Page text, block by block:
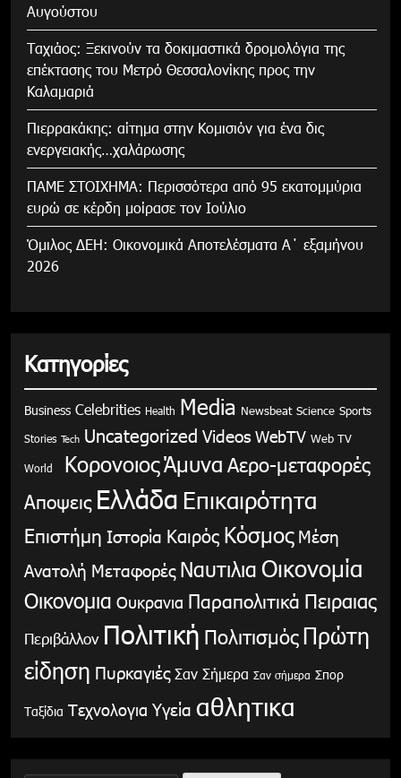
Αυγούστου
Tαχιάος: Ξεκινούν τα δοκιμαστικά δρομολόγια της
επέκτασης του Μετρό Θεσσαλονίκης προς την
Καλαμαριά
Πιερρακάκης: αίτημα στην Κομισιόν για ένα δις
ενεργειακής…χαλάρωσης
ΠΑΜΕ ΣΤΟΙΧΗΜΑ: Περισσότερα από 95 εκατομμύρια
ευρώ σε κέρδη μοίρασε τον Ιούλιο
Όμιλος ΔΕΗ: Οικονομικά Αποτελέσματα Α΄ εξαμήνου
2026
Κατηγορίες
Business Celebrities Health Media Newsbeat Science Sports
Stories Tech Uncategorized Videos WebTV Web TV
World ΚορονοιοςΆμυνα Αερο-μεταφορές
Αποψεις Ελλάδα Επικαιρότητα
Επιστήμη Ιστορία Καιρός Κόσμος Μέση
Ανατολή Μεταφορές Ναυτιλια Οικονομία
Οικονομια Ουκρανια Παραπολιτικά Πειραιας
Περιβάλλον Πολιτική Πολιτισμός Πρώτη
είδηση Πυρκαγιές Σαν Σήμερα Σαν σήμερα Σπορ
Ταξίδια Τεχνολογια Υγεία αθλητικα